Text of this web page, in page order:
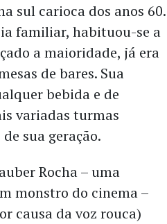
sul carioca dos anos 60.
familiar, habituou-se a
a maioridade, já era
de bares. Sua
bebida e de
variadas turmas
sua geração.
Rocha – uma
monstro do cinema –
causa da voz rouca)